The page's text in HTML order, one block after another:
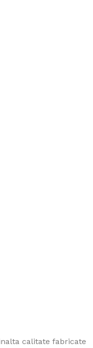
calitate fabricate